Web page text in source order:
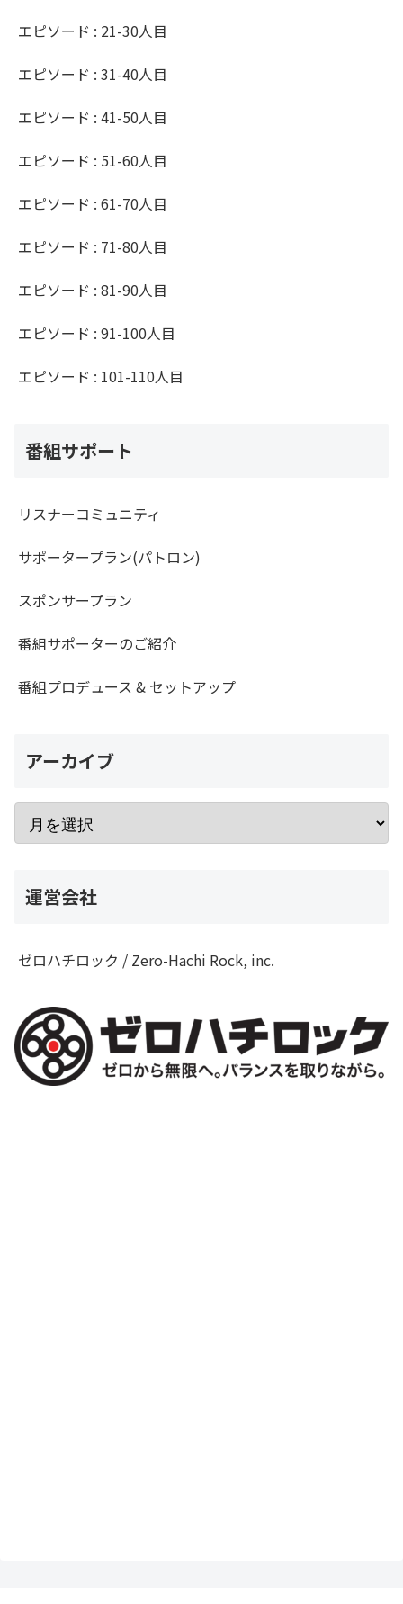
エピソード : 21-30人目
エピソード : 31-40人目
エピソード : 41-50人目
エピソード : 51-60人目
エピソード : 61-70人目
エピソード : 71-80人目
エピソード : 81-90人目
エピソード : 91-100人目
エピソード : 101-110人目
番組サポート
リスナーコミュニティ
サポータープラン(パトロン)
スポンサープラン
番組サポーターのご紹介
番組プロデュース & セットアップ
アーカイブ
運営会社
ゼロハチロック / Zero-Hachi Rock, inc.